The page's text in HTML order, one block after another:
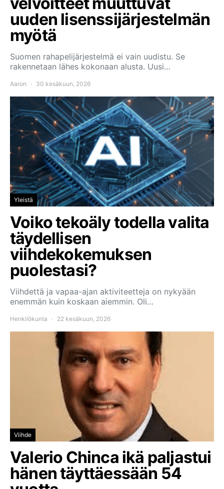
uuden lisenssijärjestelmän
myötä
Suomen rahapelijärjestelmä ei vain uudistu. Se
rakennetaan lähes kokonaan alusta. Uusi…
Aaron 30 kesäkuun, 2026
Yleistä
Voiko tekoäly todella valita
täydellisen
viihdekokemuksen
puolestasi?
Viihdettä ja vapaa-ajan aktiviteetteja on nykyään
enemmän kuin koskaan aiemmin. Oli…
Henkilökunta 22 kesäkuun, 2026
Viihde
Valerio Chinca ikä paljastui
hänen täyttäessään 54